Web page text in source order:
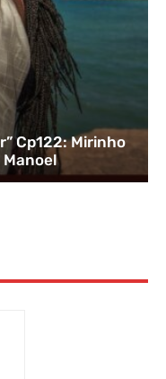
Cp122: Mirinho
Manoel